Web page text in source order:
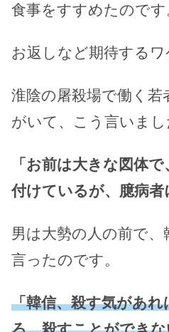
食事をすすめたのです
お返しなど期待するワ
淮陰の屠殺場で働く若
がいて、こう言いまし
「お前は大きな図体
付けているが、臆病者
男は大勢の人の前で、
言ったのです。
「韓信、殺す気があ